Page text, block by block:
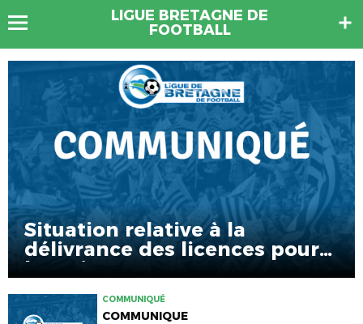
LIGUE BRETAGNE DE
FOOTBALL
Situation relative à la
délivrance des licences pour
les mineurs non
COMMUNIQUÉ
COMMUNIQUE